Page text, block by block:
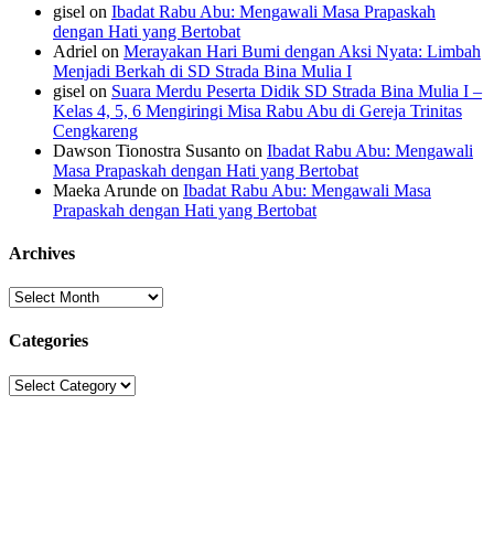
gisel on Ibadat Rabu Abu: Mengawali Masa Prapaskah
dengan Hati yang Bertobat
Adriel on Merayakan Hari Bumi dengan Aksi Nyata: Limbah
Menjadi Berkah di SD Strada Bina Mulia I
gisel on Suara Merdu Peserta Didik SD Strada Bina Mulia I –
Kelas 4, 5, 6 Mengiringi Misa Rabu Abu di Gereja Trinitas
Cengkareng
Dawson Tionostra Susanto on Ibadat Rabu Abu: Mengawali
Masa Prapaskah dengan Hati yang Bertobat
Maeka Arunde on Ibadat Rabu Abu: Mengawali Masa
Prapaskah dengan Hati yang Bertobat
Archives
Archives
Categories
Categories